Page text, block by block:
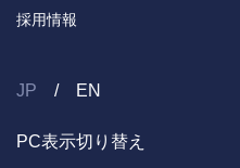
採用情報
JP EN
PC表示切り替え